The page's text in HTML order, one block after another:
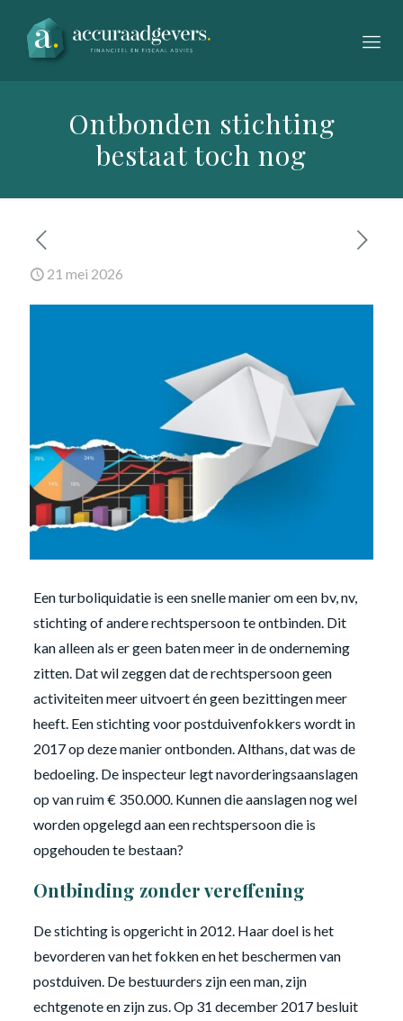
Ontbonden stichting
bestaat toch nog
21 mei 2026
Een turboliquidatie is een snelle manier om een bv, nv,
stichting of andere rechtspersoon te ontbinden. Dit
kan alleen als er geen baten meer in de onderneming
zitten. Dat wil zeggen dat de rechtspersoon geen
activiteiten meer uitvoert én geen bezittingen meer
heeft. Een stichting voor postduivenfokkers wordt in
2017 op deze manier ontbonden. Althans, dat was de
bedoeling. De inspecteur legt navorderingsaanslagen
op van ruim € 350.000. Kunnen die aanslagen nog wel
worden opgelegd aan een rechtspersoon die is
opgehouden te bestaan?
Ontbinding zonder vereffening
De stichting is opgericht in 2012. Haar doel is het
bevorderen van het fokken en het beschermen van
postduiven. De bestuurders zijn een man, zijn
echtgenote en zijn zus. Op 31 december 2017 besluit